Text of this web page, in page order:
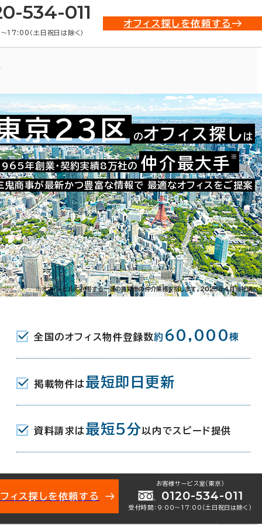
534-011
17:00（土日祝日は除く）
オフィス探しを依頼する
お問い合わせ番号：021-01273
16-4
駅(東京メトロ丸ノ内線/都営大江戸線) 2番口
(都営三田線) A6口 8分
駅(JR) 御茶ノ水橋口 9分
京23区 のオフィス探し は
年創業・契約実績8万社の 仲介最大手 ※
鬼商事が最新かつ豊富な情報で 最適なオフィスをご提案
※オフィスビルに付帯する一連の賃貸借の仲介業務を指します。2023年4月当社調べ
全国のオフィス物件登録数約 60,000棟
掲載物件は 最短即日更新
資料請求は 最短5分 以内でスピード提供
ィス探しを依頼する
お客様サービス室（東京）
0120-534-011
受付時間：9:00〜17:00（土日祝日は除く）